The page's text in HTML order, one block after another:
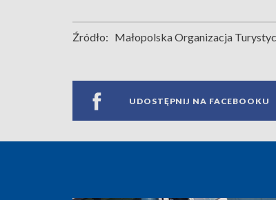
Źródło: Małopolska Organizacja
UDOSTĘPNIJ NA FACEBOOKU